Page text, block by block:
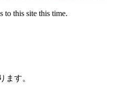
to this site this time.
ます。